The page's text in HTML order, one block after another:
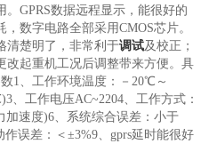
GPRS数据远程显示，能很好的
数字电路全部采用CMOS芯片。
清楚明了，非常利于调试及校正；
改起重机工况后调整带来方便。具
1、工作环境温度：－20℃～
工作电压AC~2204、工作方式：
加速度)6、系统综合误差：小于
误差：＜±3%9、gprs延时能很好